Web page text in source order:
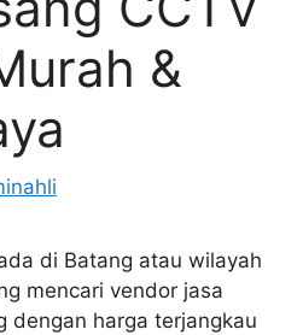
&
di Batang atau wilayah
mencari vendor jasa
dengan harga terjangkau